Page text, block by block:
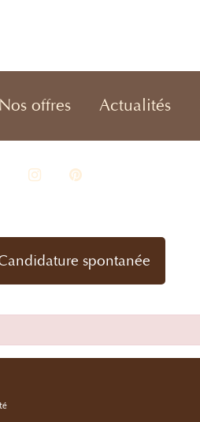
Nos offres Actualités
spontanée